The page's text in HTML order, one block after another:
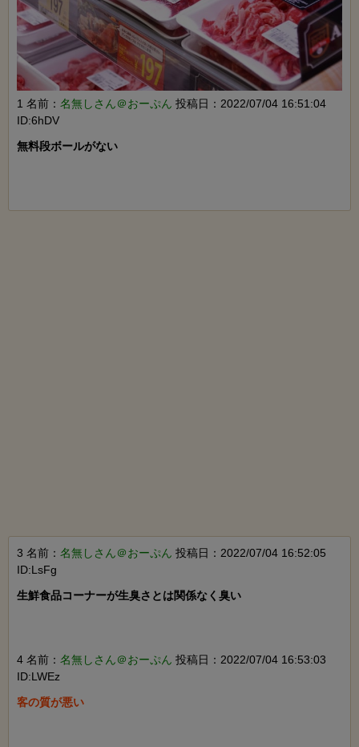
1 名前： 名無しさん＠おーぷん 投稿日：2022/07/04 16:51:04
ID:6hDV
無料段ボールがない
3 名前： 名無しさん＠おーぷん 投稿日：2022/07/04 16:52:05
ID:LsFg
生鮮食品コーナーが生臭さとは関係なく臭い
4 名前： 名無しさん＠おーぷん 投稿日：2022/07/04 16:53:03
ID:LWEz
客の質が悪い